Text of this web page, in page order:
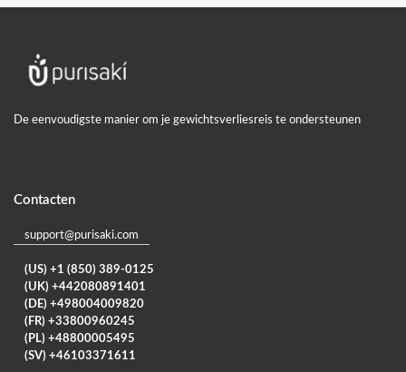
De eenvoudigste manier om je gewichtsverliesreis te ondersteunen
Contacten
support@purisaki.com
(US) +1 (850) 389-0125
(UK) +442080891401
(DE) +498004009820
(FR) +33800960245
(PL) +48800005495
(SV) +46103371611